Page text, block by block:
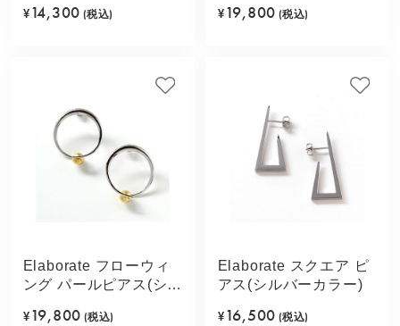
¥ 14,300 (税込) ¥ 19,800 (税込)
Elaborate フローウィ
ング パールピアス(シル
¥ 19,800 (税込)
Elaborate スクエア ピ
アス(シルバーカラー)
¥ 16,500 (税込)